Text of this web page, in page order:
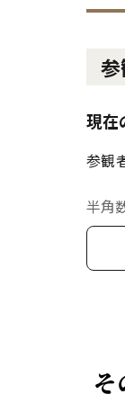
現在
参観
半角